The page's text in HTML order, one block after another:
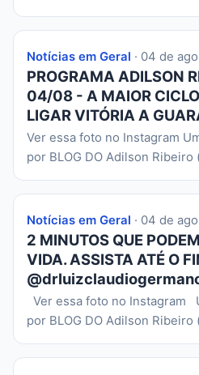
Notícias em Geral · 04 de
PROGRAMA ADILSON
04/08 - A MAIOR
LIGAR VITÓRIA A
Ver essa foto no Instagram
por BLOG DO Adilson
Notícias em Geral · 04 de
2 MINUTOS QUE
VIDA. ASSISTA ATÉ O
Ver essa foto no Instagram
por BLOG DO Adilson